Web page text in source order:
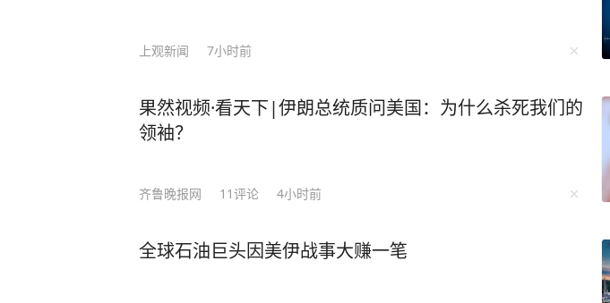
上观新闻 7小时前
果然视频·看天下|伊朗总统质问美国：为什么杀死我们的
领袖？
齐鲁晚报网 11评论 4小时前
全球石油巨头因美伊战事大赚一笔